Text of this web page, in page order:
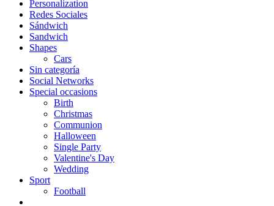
Personalization
Redes Sociales
Sándwich
Sandwich
Shapes
Cars
Sin categoría
Social Networks
Special occasions
Birth
Christmas
Communion
Halloween
Single Party
Valentine's Day
Wedding
Sport
Football